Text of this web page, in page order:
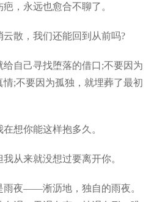
，永远也愈合不聊了。
散，我们还能回到从前吗?
自己寻找堕落的借口;不要因为
;不要因为孤独，就埋葬了最初
想你能这样抱多久。
来就没想过要离开你。
夜——淅沥地，独自的雨夜。